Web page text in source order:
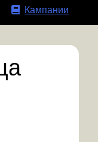
Кампании